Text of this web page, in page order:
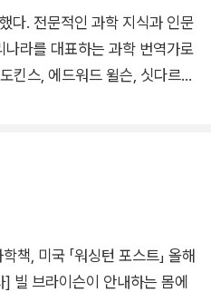
다. 전문적인 과학 지식과 인문
라를 대표하는 과학 번역가로
킨스, 에드워드 윌슨, 싯다르타
추리 좀 하는 친구들』, 『청소년
잠을 자야 할까』, 『세포의 노
책, 미국 「워싱턴 포스트」 올해
빌 브라이슨이 안내하는 몸에